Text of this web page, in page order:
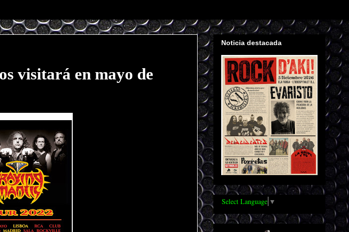
visitará en mayo de
Noticia destacada
Select Language ▼